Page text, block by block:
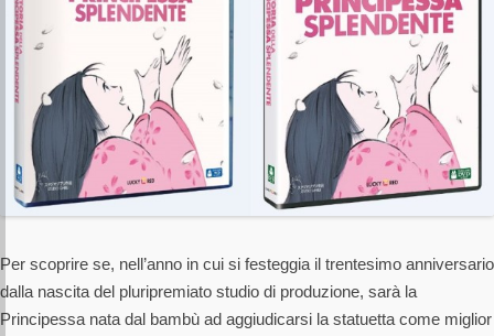
Per scoprire se, nell’anno in cui si festeggia il trentesimo anniversario
dalla nascita del pluripremiato studio di produzione, sarà la
Principessa nata dal bambù ad aggiudicarsi la statuetta come miglior